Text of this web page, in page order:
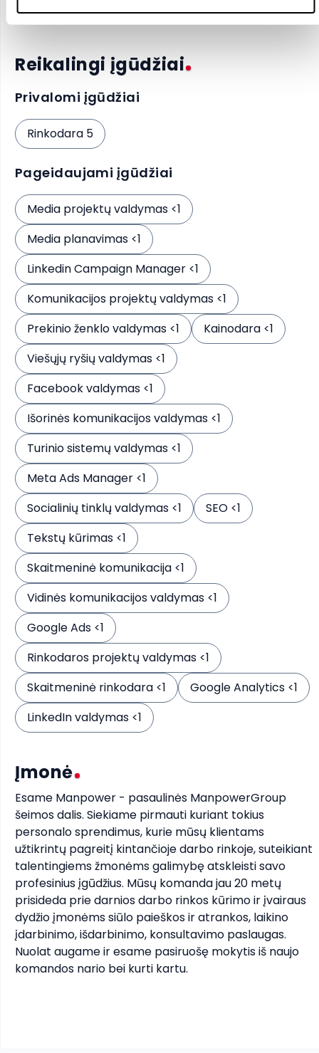
Anglų- B2
Reikalingi įgūdžiai
Privalomi įgūdžiai
Rinkodara 5
Pageidaujami įgūdžiai
Media projektų valdymas <1
Media planavimas <1
Linkedin Campaign Manager <1
Komunikacijos projektų valdymas <1
Prekinio ženklo valdymas <1
Kainodara <1
Viešųjų ryšių valdymas <1
Facebook valdymas <1
Išorinės komunikacijos valdymas <1
Turinio sistemų valdymas <1
Meta Ads Manager <1
Socialinių tinklų valdymas <1
SEO <1
Tekstų kūrimas <1
Skaitmeninė komunikacija <1
Vidinės komunikacijos valdymas <1
Google Ads <1
Rinkodaros projektų valdymas <1
Skaitmeninė rinkodara <1
Google Analytics <1
LinkedIn valdymas <1
Įmonė
Esame Manpower - pasaulinės ManpowerGroup
šeimos dalis. Siekiame pirmauti kuriant tokius
personalo sprendimus, kurie mūsų klientams
užtikrintų pagreitį kintančioje darbo rinkoje, suteikiant
talentingiems žmonėms galimybę atskleisti savo
profesinius įgūdžius. Mūsų komanda jau 20 metų
prisideda prie darnios darbo rinkos kūrimo ir įvairaus
dydžio įmonėms siūlo paieškos ir atrankos, laikino
įdarbinimo, išdarbinimo, konsultavimo paslaugas.
Nuolat augame ir esame pasiruošę mokytis iš naujo
komandos nario bei kurti kartu.